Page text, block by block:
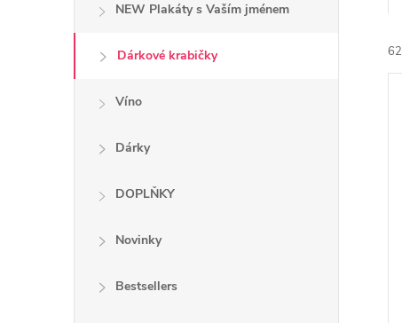
e
l
NEW Plakáty s Vaším jménem
Dárkové krabičky
Víno
Dárky
DOPLŇKY
Novinky
Bestsellers
a62